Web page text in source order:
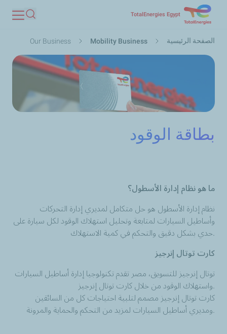
المحتوى
TotalEnergies Egypt
بحث
مسار
التنقل
الصفحة الرئيسية Our Business Mobility Business
بطاقة الوقود
ما هو نظام إدارة الأسطول؟
نظام إدارة الأسطول هو حل متكامل لمديري إدارة التحركات
وأساطيل السيارات لمتابعة وتحليل استهلاك الوقود لكل سيارة على
حدي بشكل دقيق والتحكم في كمية الاستهلاك.
كارت توتال إنرجيز
توتال إنرجيز للتسويق، مصر تقدم تكنولوجيا إدارة أساطيل السيارات
واستهلاك الوقود من خلال كارت توتال إنرجيز.
كارت توتال إنرجيز مصمم لتلبية احتياجات كل من السائقين
ومديري أساطيل السيارات لمزيد من التحكم والحماية والمرونة.